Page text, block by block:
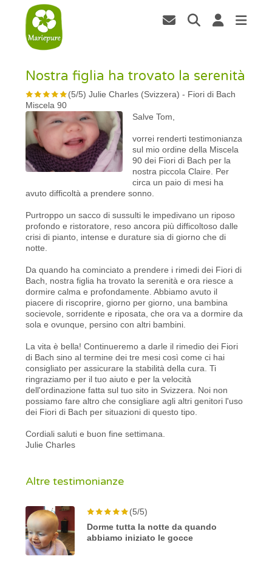
Nostra figlia ha trovato la serenità
(5/5)Julie Charles (Svizzera) - Fiori di Bach
Miscela 90
Salve Tom,
vorrei renderti testimonianza
sul mio ordine della Miscela
90 dei Fiori di Bach per la
nostra piccola Claire. Per
circa un paio di mesi ha
avuto difficoltà a prendere sonno.
Purtroppo un sacco di sussulti le impedivano un riposo
profondo e ristoratore, reso ancora più difficoltoso dalle
crisi di pianto, intense e durature sia di giorno che di
notte.
Da quando ha cominciato a prendere i rimedi dei Fiori di
Bach, nostra figlia ha trovato la serenità e ora riesce a
dormire calma e profondamente. Abbiamo avuto il
piacere di riscoprire, giorno per giorno, una bambina
socievole, sorridente e riposata, che ora va a dormire da
sola e ovunque, persino con altri bambini.
La vita è bella! Continueremo a darle il rimedio dei Fiori
di Bach sino al termine dei tre mesi così come ci hai
consigliato per assicurare la stabilità della cura. Ti
ringraziamo per il tuo aiuto e per la velocità
dell'ordinazione fatta sul tuo sito in Svizzera. Noi non
possiamo fare altro che consigliare agli altri genitori l'uso
dei Fiori di Bach per situazioni di questo tipo.
Cordiali saluti e buon fine settimana.
Julie Charles
Altre testimonianze
(5/5)
Dorme tutta la notte da quando
abbiamo iniziato le gocce